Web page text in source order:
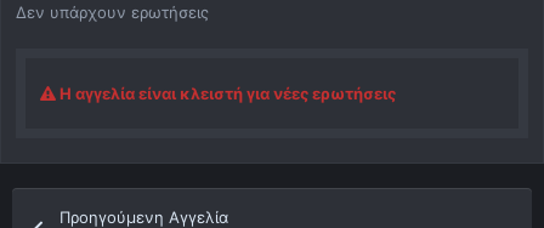
Δεν υπάρχουν ερωτήσεις
Η αγγελία είναι κλειστή για νέες ερωτήσεις
Προηγούμενη Αγγελία